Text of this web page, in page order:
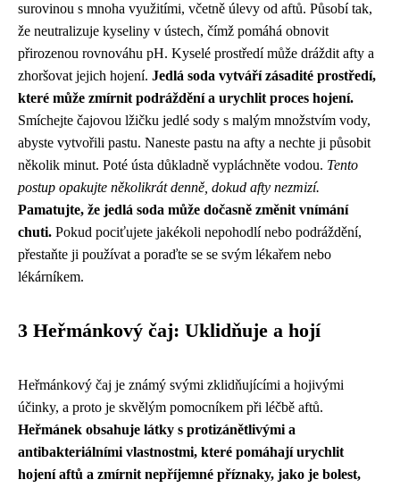
surovinou s mnoha využitími, včetně úlevy od aftů. Působí tak,
že neutralizuje kyseliny v ústech, čímž pomáhá obnovit
přirozenou rovnováhu pH. Kyselé prostředí může dráždit afty a
zhoršovat jejich hojení. Jedlá soda vytváří zásadité prostředí,
které může zmírnit podráždění a urychlit proces hojení.
Smíchejte čajovou lžičku jedlé sody s malým množstvím vody,
abyste vytvořili pastu. Naneste pastu na afty a nechte ji působit
několik minut. Poté ústa důkladně vypláchněte vodou. Tento
postup opakujte několikrát denně, dokud afty nezmizí.
Pamatujte, že jedlá soda může dočasně změnit vnímání
chuti. Pokud pociťujete jakékoli nepohodlí nebo podráždění,
přestaňte ji používat a poraďte se se svým lékařem nebo
lékárníkem.
3 Heřmánkový čaj: Uklidňuje a hojí
Heřmánkový čaj je známý svými zklidňujícími a hojivými
účinky, a proto je skvělým pomocníkem při léčbě aftů.
Heřmánek obsahuje látky s protizánětlivými a
antibakteriálními vlastnostmi, které pomáhají urychlit
hojení aftů a zmírnit nepříjemné příznaky, jako je bolest,